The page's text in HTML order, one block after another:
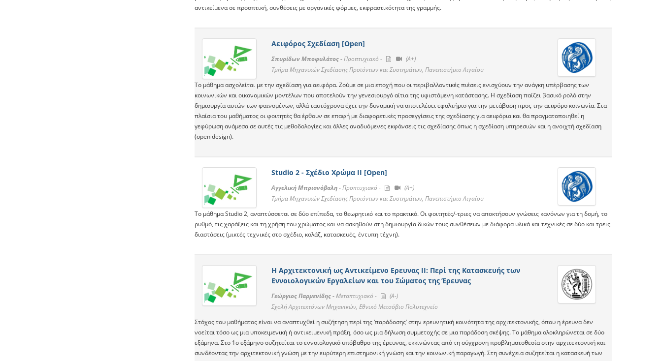
αντικείμενα σε προοπτική, συνθέσεις με οργανικές φόρμες, εκφραστικότητα της γραμμής.
Αειφόρος Σχεδίαση [Open]
Σπυρίδων Μποφυλάτος -Προπτυχιακό -
(A+)
Τμήμα Μηχανικών Σχεδίασης Προϊόντων και Συστημάτων, Πανεπιστήμιο Αιγαίου
Το μάθημα ασχολείται με την σχεδίαση για αειφόρα. Ζούμε σε μια εποχή που οι περιβαλλοντικές πιέσεις ενισχύουν την ανάγκη υπέρβασης των
κοινωνικών και οικονομικών μοντέλων που αποτελούν την γενεσιουργό αίτια της υφιστάμενη κατάστασης. Η σχεδίαση παίζει βασικό ρολό στην
δημιουργία αυτών των φαινομένων, αλλά ταυτόχρονα έχει την δυναμική να αποτελέσει εφαλτήριο για την μετάβαση προς την αειφόρο κοινωνία. Στα
πλαίσια του μαθήματος οι φοιτητές θα έρθουν σε επαφή με διαφορετικές προσεγγίσεις της σχεδίασης για αειφόρια και θα πραγματοποιηθεί η
γεφύρωση ανάμεσα σε αυτές τις μεθοδολογίες και άλλες αναδυόμενες εκφάνσεις τις σχεδίασης όπως η σχεδίαση υπηρεσιών και η ανοιχτή σχεδίαση
(open design).
Studio 2 - Σχέδιο Χρώμα ΙΙ [Open]
Αγγελική Μπρισνόβαλη -Προπτυχιακό -
(A+)
Τμήμα Μηχανικών Σχεδίασης Προϊόντων και Συστημάτων, Πανεπιστήμιο Αιγαίου
Το μάθημα Studio 2, αναπτύσσεται σε δύο επίπεδα, το θεωρητικό και το πρακτικό. Oι φοιτητές/-τριες να αποκτήσουν γνώσεις κανόνων για τη δομή, το
ρυθμό, τις χαράξεις και τη χρήση του χρώματος και να ασκηθούν στη δημιουργία δικών τους συνθέσεων με διάφορα υλικά και τεχνικές σε δύο και τρεις
διαστάσεις (μικτές τεχνικές στο σχέδιο, κολάζ, κατασκευές, έντυπη τέχνη).
Η Αρχιτεκτονική ως Αντικείμενο Ερευνας ΙΙ: Περί της Κατασκευής των
Εννοιολογικών Εργαλείων και του Σώματος της Έρευνας
Γεώργιος Παρμενίδης -Μεταπτυχιακό -
(A-)
Σχολή Αρχιτεκτόνων Μηχανικών, Εθνικό Μετσόβιο Πολυτεχνείο
Στόχος του μαθήματος είναι να αναπτυχθεί η συζήτηση περί της ‘παράδοσης’ στην ερευνητική κοινότητα της αρχιτεκτονικής, όπου η έρευνα δεν
νοείται τόσο ως μια υποκειμενική ή αντικειμενική πράξη, όσο ως μια δήλωση συμμετοχής σε μια παράδοση σκέψης. Το μάθημα ολοκληρώνεται σε δύο
εξάμηνα. Στο 1ο εξάμηνο συζητείται το εννοιολογικό υπόβαθρο της έρευνας, εκκινώντας από τη σύγχρονη προβληματοθεσία στην αρχιτεκτονική και
συνδέοντας την αρχιτεκτονική γνώση με την ευρύτερη επιστημονική γνώση και την κοινωνική παραγωγή. Στη συνέχεια συζητείται η κατασκευή των